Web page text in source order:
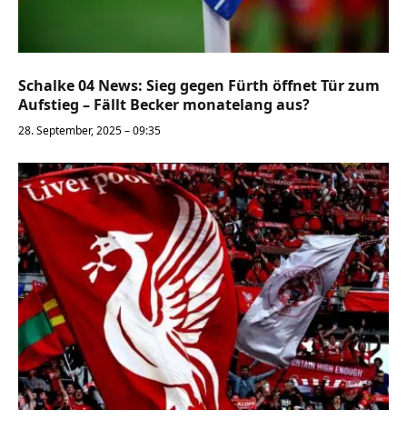
Schalke 04 News: Sieg gegen Fürth öffnet Tür zum
Aufstieg – Fällt Becker monatelang aus?
28. September, 2025 – 09:35